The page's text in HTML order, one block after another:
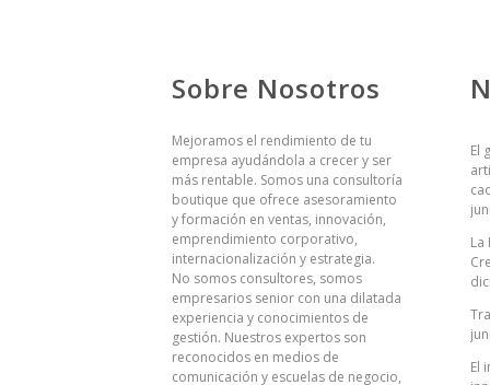
Sobre Nosotros
Mejoramos el rendimiento de tu
empresa ayudándola a crecer y ser
más rentable. Somos una consultoría
boutique que ofrece asesoramiento
y formación en ventas, innovación,
emprendimiento corporativo,
internacionalización y estrategia.
No somos consultores, somos
empresarios senior con una dilatada
experiencia y conocimientos de
gestión. Nuestros expertos son
reconocidos en medios de
comunicación y escuelas de negocio,
El
La
El